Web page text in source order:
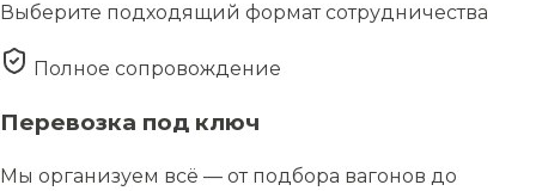
Выберите подходящий формат сотрудничества
Полное сопровождение
Перевозка под ключ
Мы организуем всё — от подбора вагонов до